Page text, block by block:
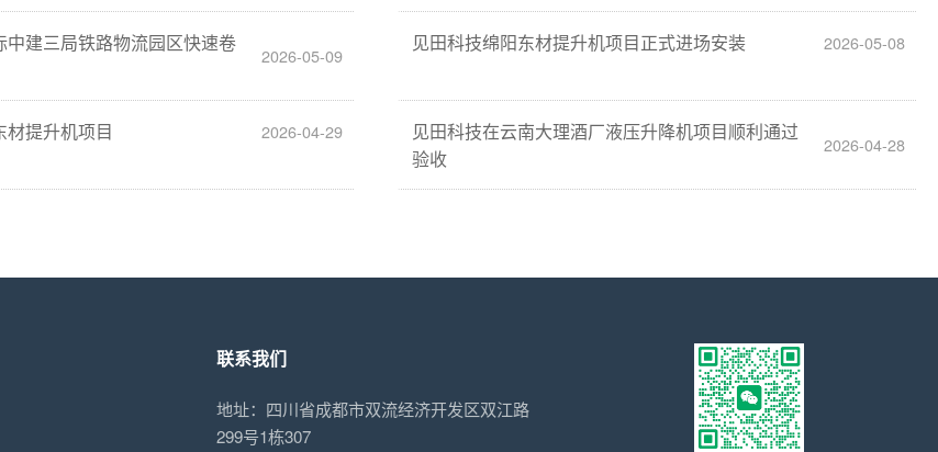
建三局铁路物流园区快速卷
2026-05-09
见田科技绵阳东材提升机项目正式进场安装 2026-05-08
材提升机项目 2026-04-29
见田科技在云南大理酒厂液压升降机项目顺利通过
验收
2026-04-28
联系我们
地址：四川省成都市双流经济开发区双江路
299号1栋307